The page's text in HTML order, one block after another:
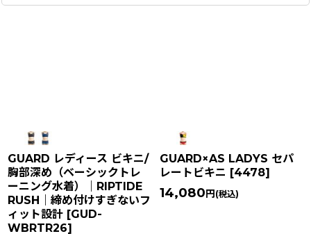
GUARD レディース ビキニ/
胸部深め（ベーシックトレ
ーニング水着）｜RIPTIDE
RUSH｜締め付けすぎないフ
ィット設計 [GUD-
WBRTR26]
GUARD×AS LADYS セパ
レートビキニ [4478]
14,080円 (税込)